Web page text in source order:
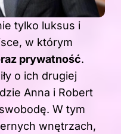
tylko luksus i
w którym
prywatność.
o ich drugiej
Anna i Robert
W tym
wnętrzach,